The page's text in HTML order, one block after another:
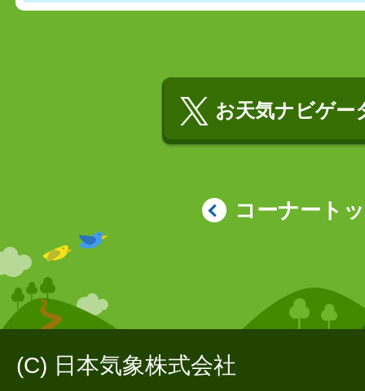
お天気ナビゲー
コーナート
(C) 日本気象株式会社